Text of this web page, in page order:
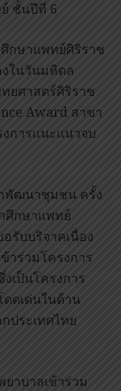
ชั้นปีที่ 6
กษาแพทย์ศิริราช
ในวันมหิดล
ยศาสตร์ศิริราช
Award สาขา
การแนะแนวจบ
พัฒนาชุมชน ครั้ง
ศึกษาแพทย์
รับบริจาคเนื่อง
าร่วมโครงการ
เป็นโครงการ
ดดเด่นในด้าน
ประเทศไทย
าบาลเข้าร่วม